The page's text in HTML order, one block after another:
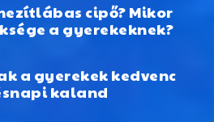
cipő? Mikor
a gyerekeknek?
a gyerekek kedvenc
kaland